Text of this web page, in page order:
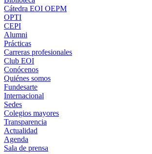
Cátedra EOI OEPM
OPTI
CEPI
Alumni
Prácticas
Carreras profesionales
Club EOI
Conócenos
Quiénes somos
Fundesarte
Internacional
Sedes
Colegios mayores
Transparencia
Actualidad
Agenda
Sala de prensa